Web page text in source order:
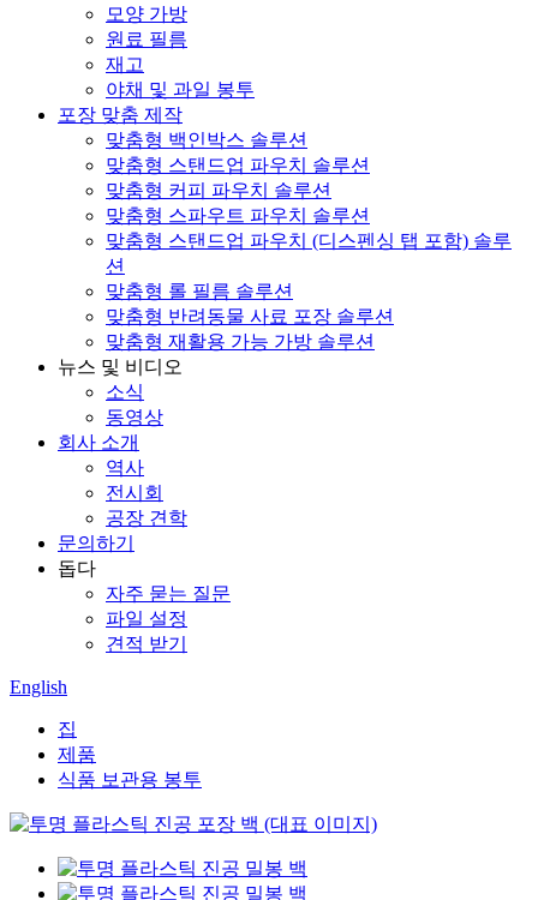
모양 가방
원료 필름
재고
야채 및 과일 봉투
포장 맞춤 제작
맞춤형 백인박스 솔루션
맞춤형 스탠드업 파우치 솔루션
맞춤형 커피 파우치 솔루션
맞춤형 스파우트 파우치 솔루션
맞춤형 스탠드업 파우치 (디스펜싱 탭 포함) 솔루
션
맞춤형 롤 필름 솔루션
맞춤형 반려동물 사료 포장 솔루션
맞춤형 재활용 가능 가방 솔루션
뉴스 및 비디오
소식
동영상
회사 소개
역사
전시회
공장 견학
문의하기
돕다
자주 묻는 질문
파일 설정
견적 받기
English
집
제품
식품 보관용 봉투